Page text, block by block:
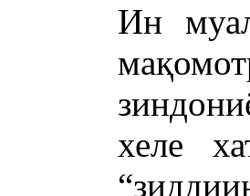
Ин
хеле